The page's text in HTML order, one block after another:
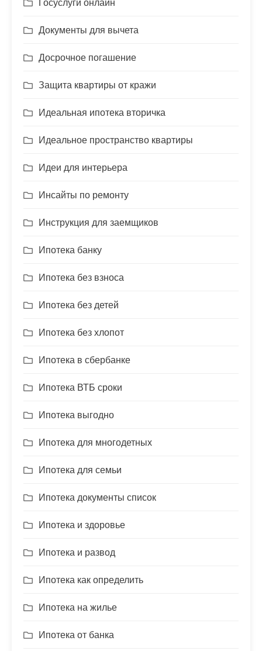
Документы для вычета
Досрочное погашение
Защита квартиры от кражи
Идеальная ипотека вторичка
Идеальное пространство квартиры
Идеи для интерьера
Инсайты по ремонту
Инструкция для заемщиков
Ипотека банку
Ипотека без взноса
Ипотека без детей
Ипотека без хлопот
Ипотека в сбербанке
Ипотека ВТБ сроки
Ипотека выгодно
Ипотека для многодетных
Ипотека для семьи
Ипотека документы список
Ипотека и здоровье
Ипотека и развод
Ипотека как определить
Ипотека на жилье
Ипотека от банка